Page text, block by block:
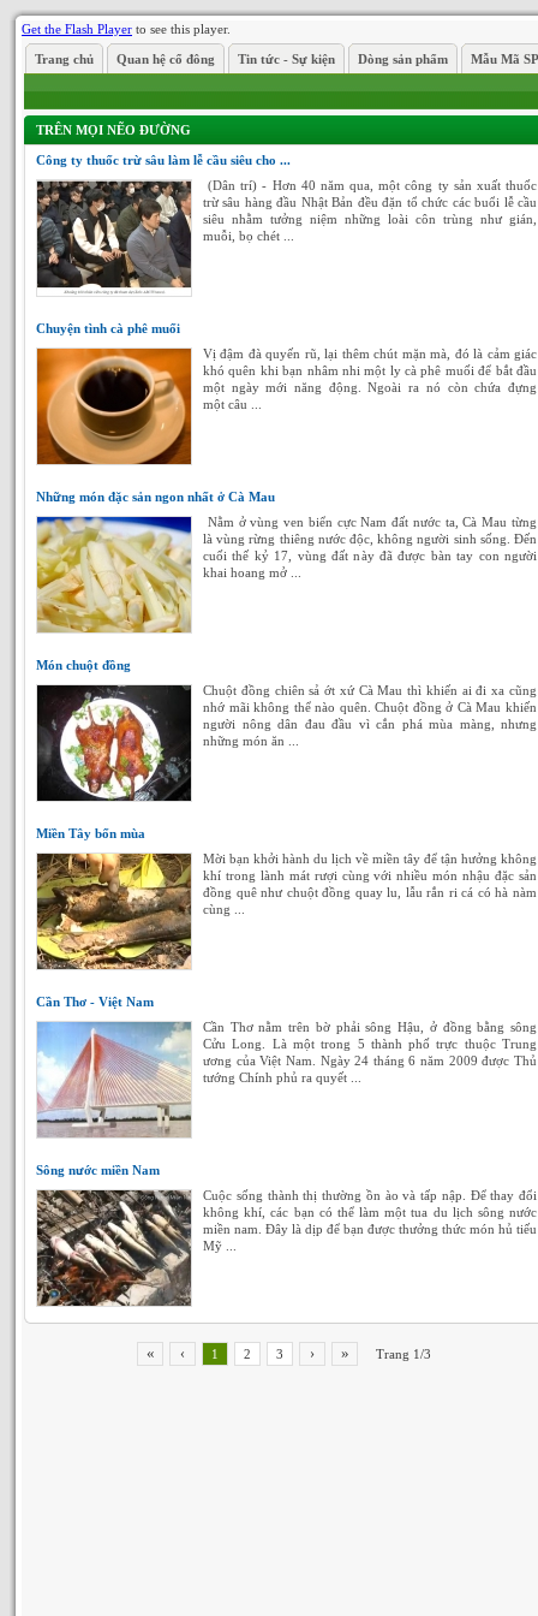
Get the Flash Player to see this player.
Trang chủ Quan hệ cổ đông Tin tức - Sự kiện Dòng sản phẩm Mẫu Mã SP
TRÊN MỌI NẼO ĐƯỜNG
Công ty thuốc trừ sâu làm lễ cầu siêu cho ...
(Dân trí) - Hơn 40 năm qua, một công ty sản xuất thuốc
trừ sâu hàng đầu Nhật Bản đều đặn tổ chức các buổi lễ cầu
siêu nhằm tưởng niệm những loài côn trùng như gián,
muỗi, bọ chét ...
Chuyện tình cà phê muối
Vị đậm đà quyến rũ, lại thêm chút mặn mà, đó là cảm giác
khó quên khi bạn nhâm nhi một ly cà phê muối để bắt đầu
một ngày mới năng động. Ngoài ra nó còn chứa đựng
một câu ...
Những món đặc sản ngon nhất ở Cà Mau
Nằm ở vùng ven biển cực Nam đất nước ta, Cà Mau từng
là vùng rừng thiêng nước độc, không người sinh sống. Đến
cuối thế kỷ 17, vùng đất này đã được bàn tay con người
khai hoang mở ...
Món chuột đồng
Chuột đồng chiên sả ớt xứ Cà Mau thì khiến ai đi xa cũng
nhớ mãi không thể nào quên. Chuột đồng ở Cà Mau khiến
người nông dân đau đầu vì cắn phá mùa màng, nhưng
những món ăn ...
Miền Tây bốn mùa
Mời bạn khởi hành du lịch về miền tây để tận hưởng không
khí trong lành mát rượi cùng với nhiều món nhậu đặc sản
đồng quê như chuột đồng quay lu, lẫu rắn ri cá có hà nàm
cùng ...
Cần Thơ - Việt Nam
Cần Thơ nằm trên bờ phải sông Hậu, ở đồng bằng sông
Cửu Long. Là một trong 5 thành phố trực thuộc Trung
ương của Việt Nam. Ngày 24 tháng 6 năm 2009 được Thủ
tướng Chính phủ ra quyết ...
Sông nước miền Nam
Cuộc sống thành thị thường ồn ào và tấp nập. Để thay đổi
không khí, các bạn có thể làm một tua du lịch sông nước
miền nam. Đây là dịp để bạn được thưởng thức món hủ tiếu
Mỹ ...
« ‹ 1 2 3 › » Trang 1/3